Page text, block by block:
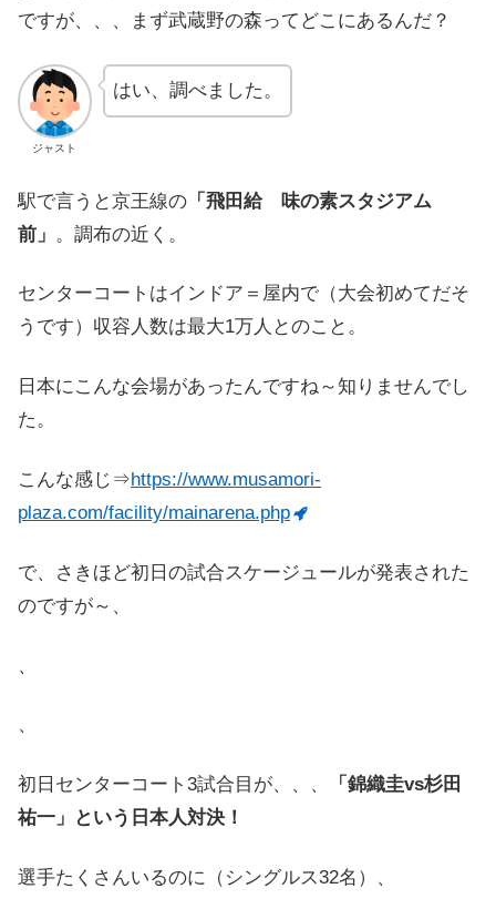
ですが、、、まず武蔵野の森ってどこにあるんだ？
ジャスト
はい、調べました。
駅で言うと京王線の 「飛田給 味の素スタジアム
前」 。調布の近く。
センターコートはインドア＝屋内で（大会初めてだそ
うです）収容人数は最大1万人とのこと。
日本にこんな会場があったんですね～知りませんでし
た。
こんな感じ⇒https://www.musamori-
plaza.com/facility/mainarena.php
で、さきほど初日の試合スケージュールが発表された
のですが～、
、
、
初日センターコート3試合目が、、、
「錦織圭vs杉田
祐一」という日本人対決！
選手たくさんいるのに（シングルス32名）、